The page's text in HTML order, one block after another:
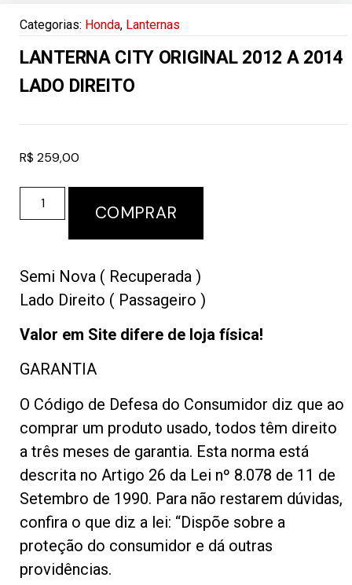
Categorias: Honda, Lanternas
LANTERNA CITY ORIGINAL 2012 A 2014
LADO DIREITO
R$ 259,00
COMPRAR
Semi Nova ( Recuperada )
Lado Direito ( Passageiro )
Valor em Site difere de loja física!
GARANTIA
O Código de Defesa do Consumidor diz que ao
comprar um produto usado, todos têm direito
a três meses de garantia. Esta norma está
descrita no Artigo 26 da Lei nº 8.078 de 11 de
Setembro de 1990. Para não restarem dúvidas,
confira o que diz a lei: “Dispõe sobre a
proteção do consumidor e dá outras
providências.